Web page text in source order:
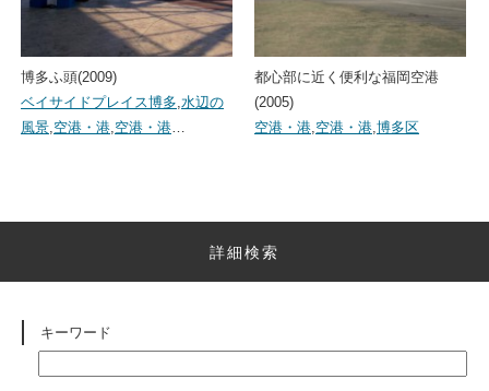
博多ふ頭(2009)
ベイサイドプレイス博多,水辺の
風景,空港・港,空港・港…
都心部に近く便利な福岡空港
(2005)
空港・港,空港・港,博多区
詳細検索
キーワード